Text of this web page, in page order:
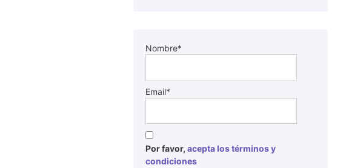
Nombre*
Email*
Por favor, acepta los términos y
condiciones